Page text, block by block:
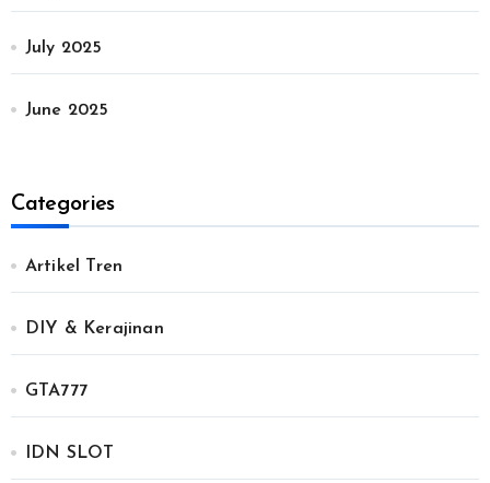
July 2025
June 2025
Categories
Artikel Tren
DIY & Kerajinan
GTA777
IDN SLOT